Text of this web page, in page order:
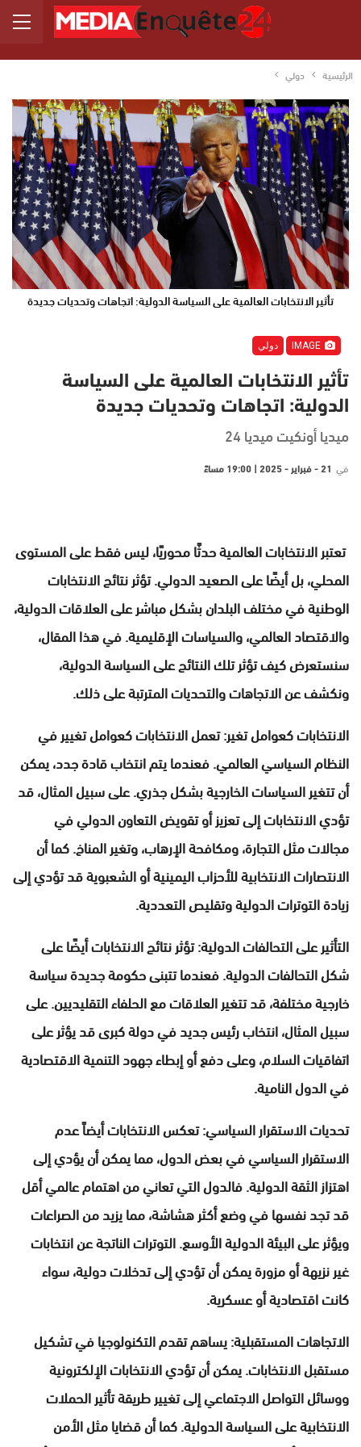
الرئيسية دولي
تأثير الانتخابات العالمية على السياسة الدولية: اتجاهات وتحديات جديدة
دولي
تأثير الانتخابات العالمية على السياسة
الدولية: اتجاهات وتحديات جديدة
ميديا أونكيت ميديا 24
في 21 - فبراير - 2025 | 19:00 مساءً
تعتبر الانتخابات العالمية حدثًا محوريًا، ليس فقط على المستوى
المحلي، بل أيضًا على الصعيد الدولي. تؤثر نتائج الانتخابات
الوطنية في مختلف البلدان بشكل مباشر على العلاقات الدولية،
والاقتصاد العالمي، والسياسات الإقليمية. في هذا المقال،
سنستعرض كيف تؤثر تلك النتائج على السياسة الدولية،
ونكشف عن الاتجاهات والتحديات المترتبة على ذلك.
الانتخابات كعوامل تغير: تعمل الانتخابات كعوامل تغيير في
النظام السياسي العالمي. فعندما يتم انتخاب قادة جدد، يمكن
أن تتغير السياسات الخارجية بشكل جذري. على سبيل المثال، قد
تؤدي الانتخابات إلى تعزيز أو تقويض التعاون الدولي في
مجالات مثل التجارة، ومكافحة الإرهاب، وتغير المناخ. كما أن
الانتصارات الانتخابية للأحزاب اليمينية أو الشعبوية قد تؤدي إلى
زيادة التوترات الدولية وتقليص التعددية.
التأثير على التحالفات الدولية: تؤثر نتائج الانتخابات أيضًا على
شكل التحالفات الدولية. فعندما تتبنى حكومة جديدة سياسة
خارجية مختلفة، قد تتغير العلاقات مع الحلفاء التقليديين. على
سبيل المثال، انتخاب رئيس جديد في دولة كبرى قد يؤثر على
اتفاقيات السلام، وعلى دفع أو إبطاء جهود التنمية الاقتصادية
في الدول النامية.
تحديات الاستقرار السياسي: تعكس الانتخابات أيضاً عدم
الاستقرار السياسي في بعض الدول، مما يمكن أن يؤدي إلى
اهتزاز الثقة الدولية. فالدول التي تعاني من اهتمام عالمي أقل
قد تجد نفسها في وضع أكثر هشاشة، مما يزيد من الصراعات
ويؤثر على البيئة الدولية الأوسع. التوترات الناتجة عن انتخابات
غير نزيهة أو مزورة يمكن أن تؤدي إلى تدخلات دولية، سواء
كانت اقتصادية أو عسكرية.
الاتجاهات المستقبلية: يساهم تقدم التكنولوجيا في تشكيل
مستقبل الانتخابات. يمكن أن تؤدي الانتخابات الإلكترونية
ووسائل التواصل الاجتماعي إلى تغيير طريقة تأثير الحملات
الانتخابية على السياسة الدولية. كما أن قضايا مثل الأمن